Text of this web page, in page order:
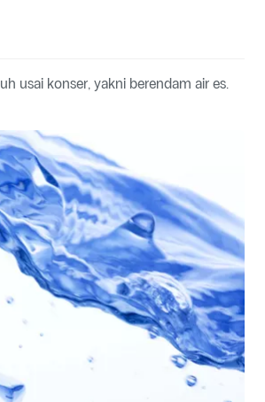
usai konser, yakni berendam air es.